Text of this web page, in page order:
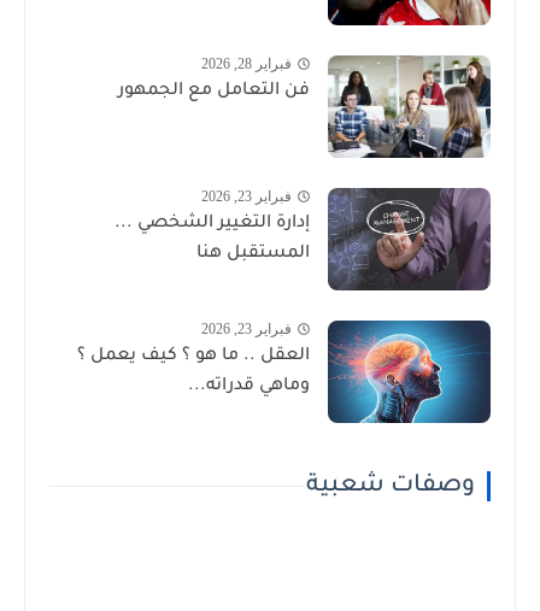
فبراير 28, 2026
فن التعامل مع الجمهور
فبراير 23, 2026
إدارة التغيير الشخصي ...
المستقبل هنا
فبراير 23, 2026
العقل .. ما هو ؟ كيف يعمل ؟
وماهي قدراته...
وصفات شعبية